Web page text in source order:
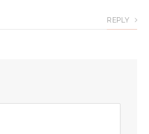
REPLY